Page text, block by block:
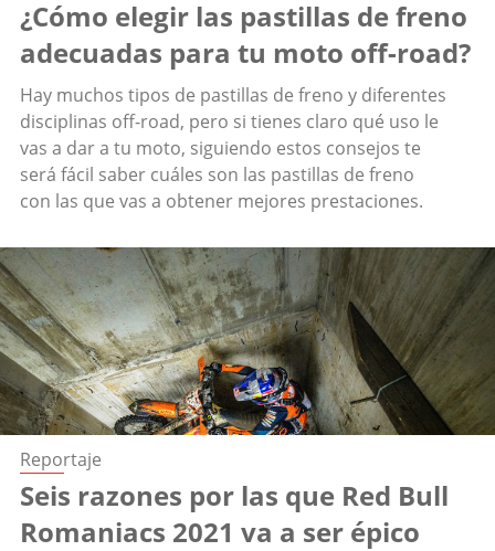
¿Cómo elegir las pastillas de freno
adecuadas para tu moto off-road?
Hay muchos tipos de pastillas de freno y diferentes
disciplinas off-road, pero si tienes claro qué uso le
vas a dar a tu moto, siguiendo estos consejos te
será fácil saber cuáles son las pastillas de freno
con las que vas a obtener mejores prestaciones.
Reportaje
Seis razones por las que Red Bull
Romaniacs 2021 va a ser épico